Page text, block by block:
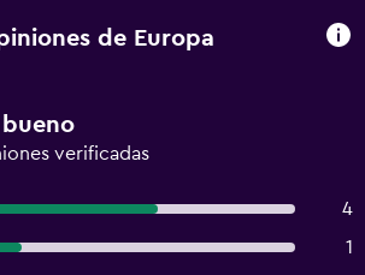
de Europa
verificadas
4
1